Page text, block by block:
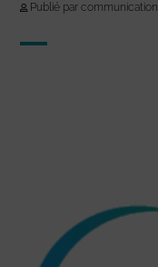
Publié par communication